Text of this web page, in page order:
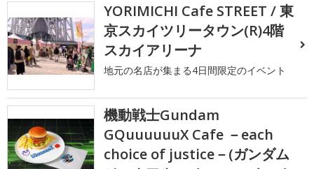
YORIMICHI Cafe STREET / 東
京スカイツリータウン(R)4階
スカイアリーナ
地元の名店が集まる4日間限定のイベント
機動戦士Gundam
GQuuuuuuX Cafe －each
choice of justice－(ガンダム